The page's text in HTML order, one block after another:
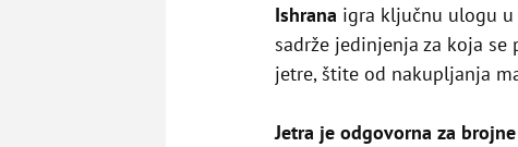
Ishrana igra ključnu ulogu
sadrže jedinjenja za koja
jetre, štite od nakupljanja
Jetra je odgovorna za